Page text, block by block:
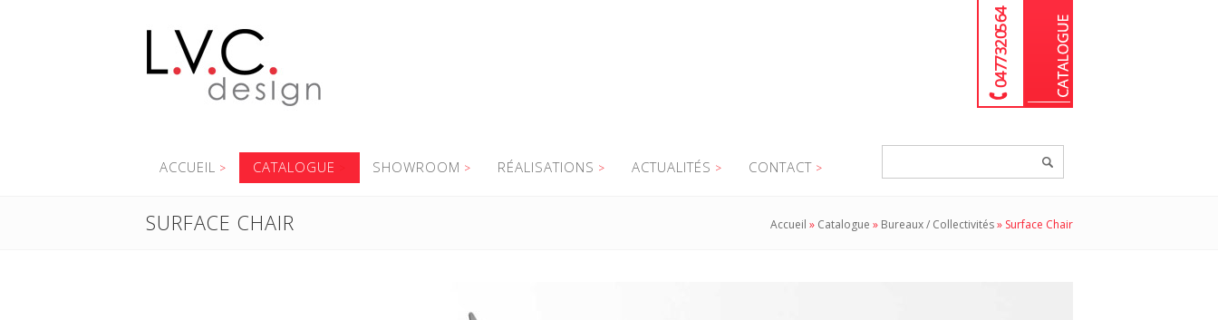
04 77 32 05 64
ACCUEIL CATALOGUE SHOWROOM RÉALISATIONS ACTUALITÉS CONTACT
SURFACE CHAIR Accueil » Catalogue » Bureaux / Collectivités» Surface Chair